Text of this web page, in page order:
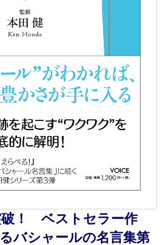
破！ ベストセラー作
バシャールの名言集第